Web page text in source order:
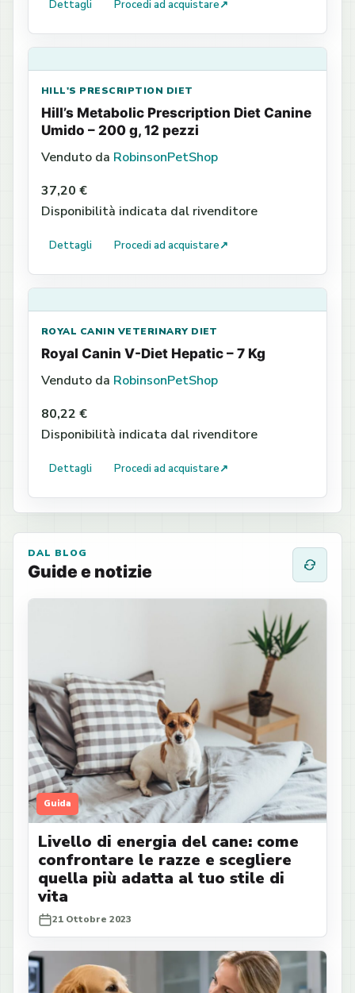
Dettagli Procedi ad acquistare↗
HILL'S PRESCRIPTION DIET
Hill’s Metabolic Prescription Diet Canine
Umido – 200 g, 12 pezzi
Venduto da RobinsonPetShop
37,20 €
Disponibilità indicata dal rivenditore
Dettagli Procedi ad acquistare↗
ROYAL CANIN VETERINARY DIET
Royal Canin V-Diet Hepatic – 7 Kg
Venduto da RobinsonPetShop
80,22 €
Disponibilità indicata dal rivenditore
Dettagli Procedi ad acquistare↗
DAL BLOG
Guide e notizie
Guida
Livello di energia del cane: come
confrontare le razze e scegliere
quella più adatta al tuo stile di
vita
21 Ottobre 2023